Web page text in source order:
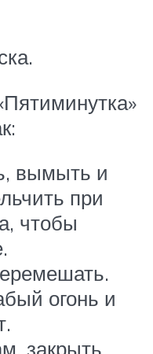
вымыть и
при
чтобы
огонь и
закрыть